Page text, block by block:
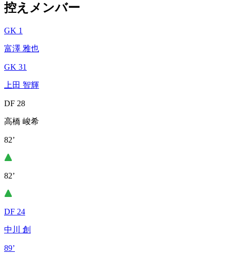
控えメンバー
GK 1
富澤 雅也
GK 31
上田 智輝
DF 28
高橋 峻希
82’
82’
DF 24
中川 創
89’